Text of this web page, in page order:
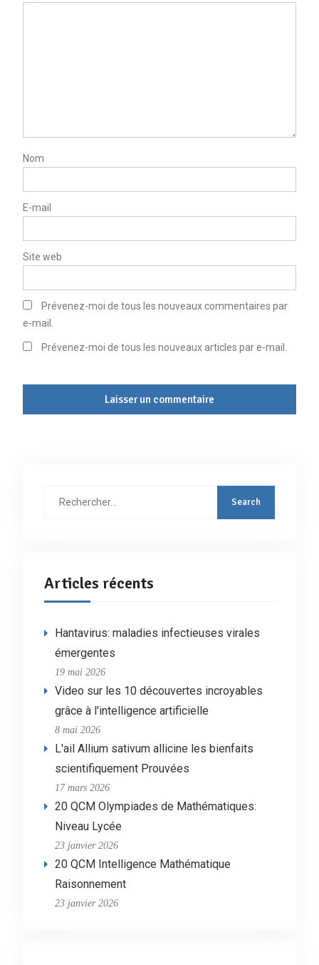
Nom
E-mail
Site web
Prévenez-moi de tous les nouveaux commentaires par
e-mail.
Prévenez-moi de tous les nouveaux articles par e-mail.
Articles récents
Hantavirus: maladies infectieuses virales
émergentes
19 mai 2026
Video sur les 10 découvertes incroyables
grâce à l'intelligence artificielle
8 mai 2026
L'ail Allium sativum allicine les bienfaits
scientifiquement Prouvées
17 mars 2026
20 QCM Olympiades de Mathématiques:
Niveau Lycée
23 janvier 2026
20 QCM Intelligence Mathématique
Raisonnement
23 janvier 2026